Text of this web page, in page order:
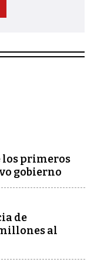
los primeros
gobierno
de
al